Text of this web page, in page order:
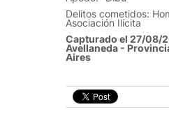
Delitos cometidos:
Asociación Ilícita
Capturado el 27/08/
Avellaneda -
Aires